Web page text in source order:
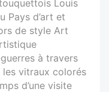
Louis
Pays d’art et
de style Art
à travers
les vitraux colorés
d’une visite